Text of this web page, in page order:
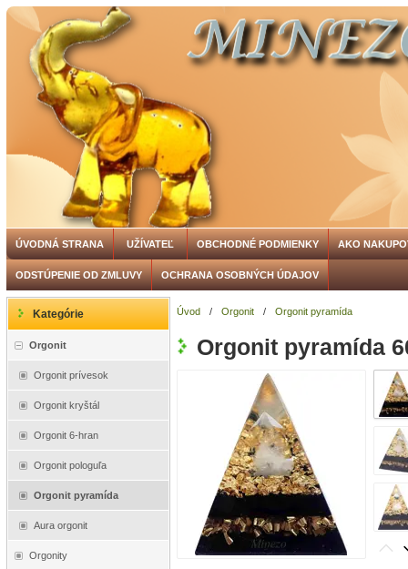
ÚVODNÁ STRANA UŽÍVATEĽ OBCHODNÉ PODMIENKY AKO
ODSTÚPENIE OD ZMLUVY OCHRANA OSOBNÝCH ÚDAJOV
Kategórie
Orgonit
Orgonit prívesok
Orgonit kryštál
Orgonit 6-hran
Orgonit pologuľa
Orgonit pyramída
Aura orgonit
Orgonity
Úvod / Orgonit / Orgonit pyramída
Orgonit pyramída